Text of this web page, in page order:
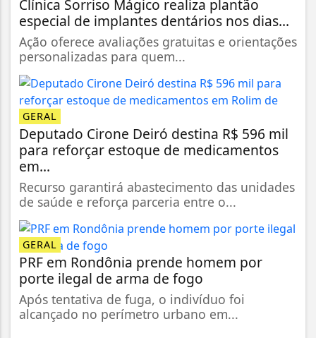
Clínica Sorriso Mágico realiza plantão
especial de implantes dentários nos dias...
Ação oferece avaliações gratuitas e orientações
personalizadas para quem...
GERAL
Deputado Cirone Deiró destina R$ 596 mil
para reforçar estoque de medicamentos
em...
Recurso garantirá abastecimento das unidades
de saúde e reforça parceria entre o...
GERAL
PRF em Rondônia prende homem por
porte ilegal de arma de fogo
Após tentativa de fuga, o indivíduo foi
alcançado no perímetro urbano em...